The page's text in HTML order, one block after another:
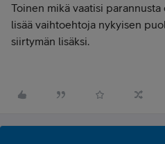
Toinen mikä vaatisi
lisää vaihtoehtoja nykyisen
siirtymän lisäksi.